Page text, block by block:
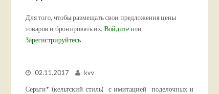
Для того, чтобы размещать свои предложения цены
товаров и бронировать их,Войдитеили
Зарегистрируйтесь
02.11.2017 kvv
Серьги* (кельтский стиль) с имитацией поделочных и